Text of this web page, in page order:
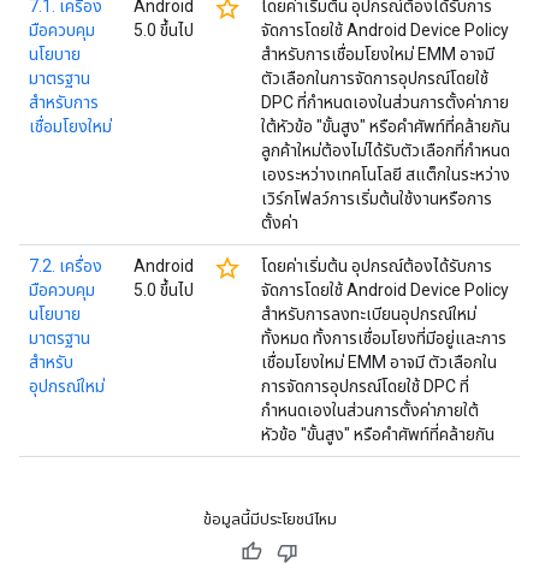
7.1. เครื่อง
มือควบคุม
นโยบาย
มาตรฐาน
สำหรับการ
เชื่อมโยงใหม่
Android
5.0 ขึ้นไป
star_border
โดยค่าเริ่มต้น อุปกรณ์ต้องได้รับการ
จัดการโดยใช้ Android Device Policy
สำหรับการเชื่อมโยงใหม่ EMM อาจมี
ตัวเลือกในการจัดการอุปกรณ์โดยใช้
DPC ที่กำหนดเองในส่วนการตั้งค่าภาย
ใต้หัวข้อ "ขั้นสูง" หรือคำศัพท์ที่คล้ายกัน
ลูกค้าใหม่ต้องไม่ได้รับตัวเลือกที่กำหนด
เองระหว่างเทคโนโลยี สแต็กในระหว่าง
เวิร์กโฟลว์การเริ่มต้นใช้งานหรือการ
ตั้งค่า
7.2. เครื่อง
มือควบคุม
นโยบาย
มาตรฐาน
สำหรับ
อุปกรณ์ใหม่
Android
5.0 ขึ้นไป
star_border
โดยค่าเริ่มต้น อุปกรณ์ต้องได้รับการ
จัดการโดยใช้ Android Device Policy
สำหรับการลงทะเบียนอุปกรณ์ใหม่
ทั้งหมด ทั้งการเชื่อมโยงที่มีอยู่และการ
เชื่อมโยงใหม่ EMM อาจมี ตัวเลือกใน
การจัดการอุปกรณ์โดยใช้ DPC ที่
กำหนดเองในส่วนการตั้งค่าภายใต้
หัวข้อ "ขั้นสูง" หรือคำศัพท์ที่คล้ายกัน
ข้อมูลนี้มีประโยชน์ไหม